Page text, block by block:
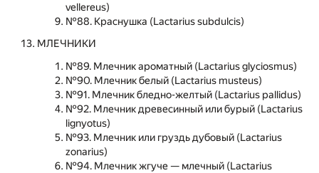
vellereus)
№88. Краснушка (Lactarius subdulcis)
МЛЕЧНИКИ
№89. Млечник ароматный (Lactarius glyciosmus)
№90. Млечник белый (Lactarius musteus)
№91. Млечник бледно-желтый (Lactarius pallidus)
№92. Млечник древесинный или бурый (Lactarius
lignyotus)
№93. Млечник или груздь дубовый (Lactarius
zonarius)
№94. Млечник жгуче — млечный (Lactarius